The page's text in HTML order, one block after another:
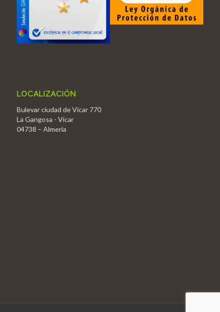
LOCALIZACIÓN
Bulevar ciudad de Vícar 770
La Gangosa - Vícar
04738 – Almería